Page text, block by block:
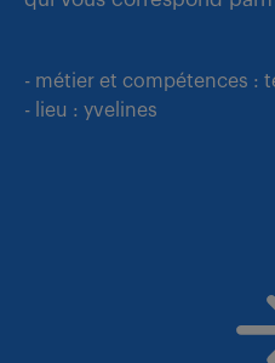
- métier et compétences :
- lieu : yvelines